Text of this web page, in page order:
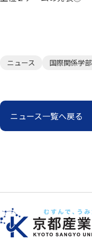
ニュース 国際関係学部
ニュース一覧へ戻る